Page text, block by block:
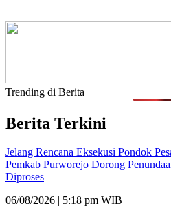
Trending di Berita
Berita Terkini
Jelang Rencana Eksekusi Pondok
Pemkab Purworejo Dorong
Diproses
06/08/2026 | 5:18 pm WIB